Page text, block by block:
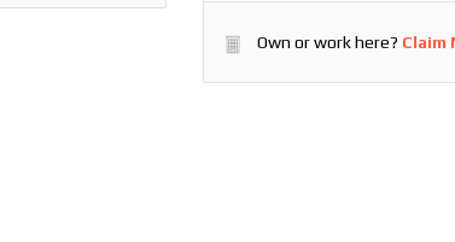
Own or work here? Claim